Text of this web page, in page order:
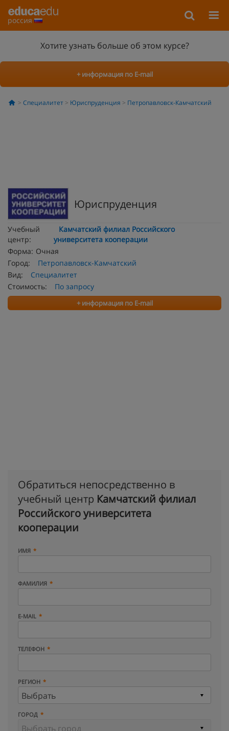
россия
Хотите узнать больше об этом курсе?
+ информация по E-mail
Специалитет Юриспруденция Петропавловск-Камчатский
Юриспруденция
Учебный
центр:
Камчатский филиал Российского
университета кооперации
Форма: Очная
Город:
Петропавловск-Камчатский
Вид:
Специалитет
Стоимость:
По запросу
+ информация по E-mail
Обратиться непосредственно в
учебный центр Камчатский филиал
Российского университета
кооперации
ИМЯ
ФАМИЛИЯ
E-MAIL
ТЕЛЕФОН
РЕГИОН
ГОРОД